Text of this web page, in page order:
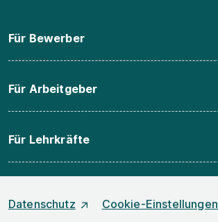
Für Bewerber
Für Arbeitgeber
Für Lehrkräfte
Datenschutz
Cookie-Einstellungen